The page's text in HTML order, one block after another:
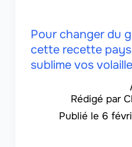
Pour changer du
cette recette
sublime vos
6